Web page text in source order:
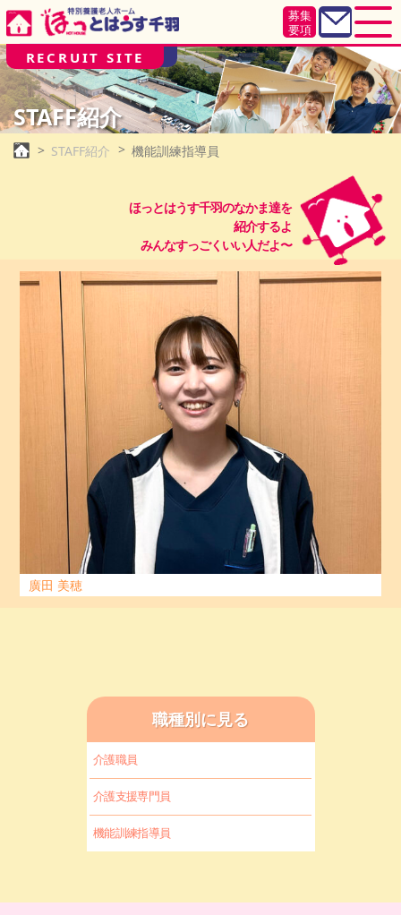
募集
要項
RECRUIT SITE
STAFF紹介
STAFF紹介 機能訓練指導員
ほっとはうす千羽のなかま達を
紹介するよ
みんなすっごくいい人だよ〜
廣田 美穂
職種別に見る
介護職員
介護支援専門員
機能訓練指導員